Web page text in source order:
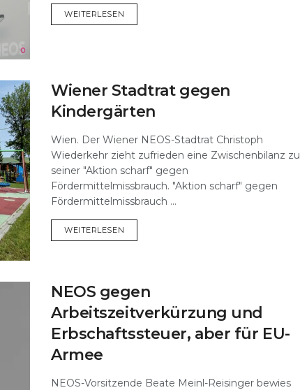
WEITERLESEN
Wiener Stadtrat gegen
Kindergärten
Wien. Der Wiener NEOS-Stadtrat Christoph
Wiederkehr zieht zufrieden eine Zwischenbilanz zu
seiner "Aktion scharf" gegen
Fördermittelmissbrauch. "Aktion scharf" gegen
Fördermittelmissbrauch ...
WEITERLESEN
NEOS gegen
Arbeitszeitverkürzung und
Erbschaftssteuer, aber für EU-
Armee
NEOS-Vorsitzende Beate Meinl-Reisinger bewies